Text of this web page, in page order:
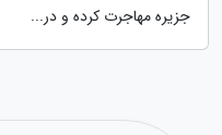
جزیره مهاجرت کرده و در...